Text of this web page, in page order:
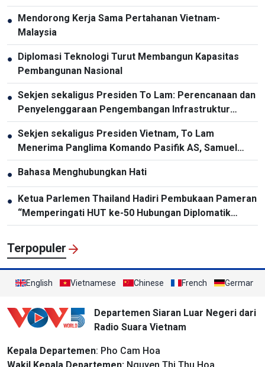
● Mendorong Kerja Sama Pertahanan Vietnam-
Malaysia
● Diplomasi Teknologi Turut Membangun Kapasitas
Pembangunan Nasional
● Sekjen sekaligus Presiden To Lam: Perencanaan dan
Penyelenggaraan Pengembangan Infrastruktur
Harus Diperbarui
● Sekjen sekaligus Presiden Vietnam, To Lam
Menerima Panglima Komando Pasifik AS, Samuel
Paparo
● Bahasa Menghubungkan Hati
● Ketua Parlemen Thailand Hadiri Pembukaan Pameran
“Memperingati HUT ke-50 Hubungan Diplomatik
Vietnam-Thailand”
Terpopuler
English Vietnamese Chinese French German
Departemen Siaran Luar Negeri dari
Radio Suara Vietnam
Kepala Departemen: Pho Cam Hoa
Wakil Kepala Departemen: Nguyen Thi Thu Hoa